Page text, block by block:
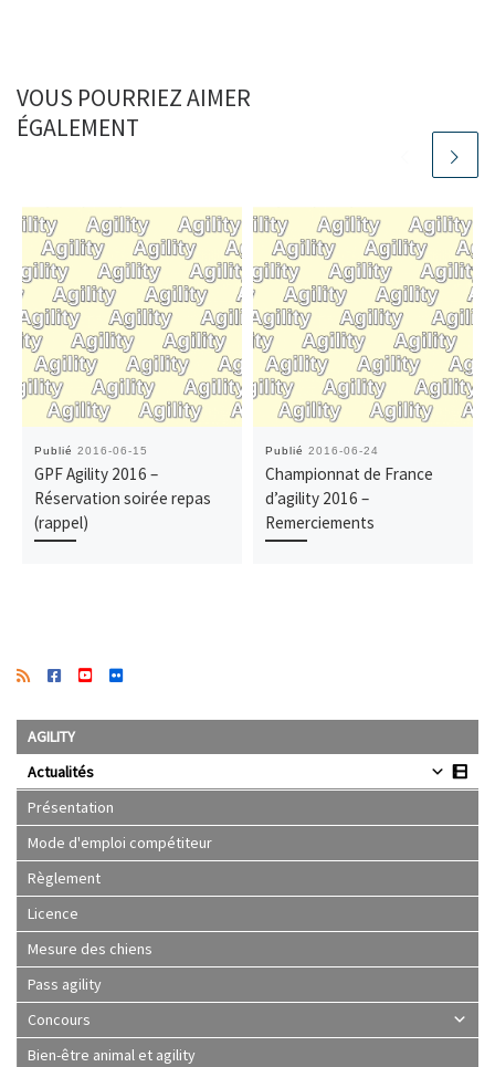
VOUS POURRIEZ AIMER
ÉGALEMENT
Publié 2016-06-15
GPF Agility 2016 –
Réservation soirée repas
(rappel)
Publié 2016-06-24
Championnat de France
d’agility 2016 –
Remerciements
AGILITY
Actualités
Présentation
Mode d'emploi compétiteur
Règlement
Licence
Mesure des chiens
Pass agility
Concours
Bien-être animal et agility